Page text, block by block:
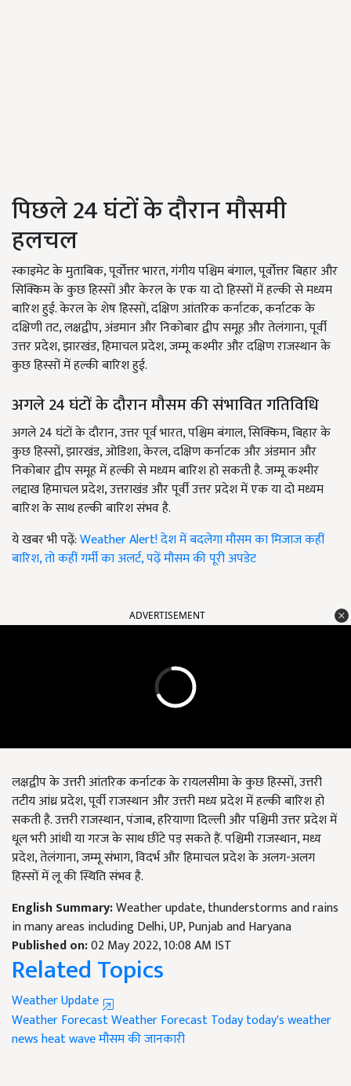
पिछले 24 घंटों के दौरान मौसमी
हलचल
स्काइमेट के मुताबिक, पूर्वोत्तर भारत, गंगीय पश्चिम बंगाल, पूर्वोत्तर बिहार और
सिक्किम के कुछ हिस्सों और केरल के एक या दो हिस्सों में हल्की से मध्यम
बारिश हुई. केरल के शेष हिस्सों, दक्षिण आंतरिक कर्नाटक, कर्नाटक के
दक्षिणी तट, लक्षद्वीप, अंडमान और निकोबार द्वीप समूह और तेलंगाना, पूर्वी
उत्तर प्रदेश, झारखंड, हिमाचल प्रदेश, जम्मू कश्मीर और दक्षिण राजस्थान के
कुछ हिस्सों में हल्की बारिश हुई.
अगले 24 घंटों के दौरान मौसम की संभावित गतिविधि
अगले 24 घंटों के दौरान, उत्तर पूर्व भारत, पश्चिम बंगाल, सिक्किम, बिहार के
कुछ हिस्सों, झारखंड, ओडिशा, केरल, दक्षिण कर्नाटक और अंडमान और
निकोबार द्वीप समूह में हल्की से मध्यम बारिश हो सकती है. जम्मू कश्मीर
लद्दाख हिमाचल प्रदेश, उत्तराखंड और पूर्वी उत्तर प्रदेश में एक या दो मध्यम
बारिश के साथ हल्की बारिश संभव है.
ये खबर भी पढ़ें:Weather Alert! देश में बदलेगा मौसम का मिजाज कहीं
बारिश, तो कहीं गर्मी का अलर्ट, पढ़ें मौसम की पूरी अपडेट
ADVERTISEMENT
लक्षद्वीप के उत्तरी आंतरिक कर्नाटक के रायलसीमा के कुछ हिस्सों, उत्तरी
तटीय आंध्र प्रदेश, पूर्वी राजस्थान और उत्तरी मध्य प्रदेश में हल्की बारिश हो
सकती है. उत्तरी राजस्थान, पंजाब, हरियाणा दिल्ली और पश्चिमी उत्तर प्रदेश में
धूल भरी आंधी या गरज के साथ छींटे पड़ सकते हैं. पश्चिमी राजस्थान, मध्य
प्रदेश, तेलंगाना, जम्मू संभाग, विदर्भ और हिमाचल प्रदेश के अलग-अलग
हिस्सों में लू की स्थिति संभव है.
English Summary:Weather update, thunderstorms and rains
in many areas including Delhi, UP, Punjab and Haryana
Published on:02 May 2022, 10:08 AM IST
Related Topics
Weather Update
Weather ForecastWeather Forecast Todaytoday's weather
newsheat waveमौसम की जानकारी